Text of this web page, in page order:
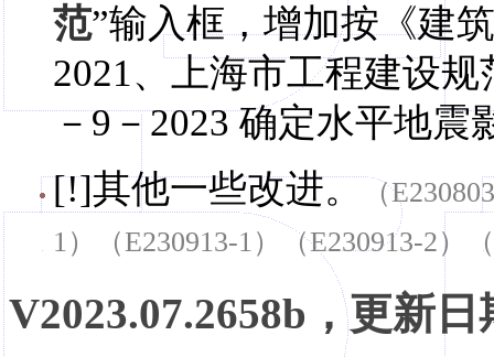
范”输入框，增加按《建
2021、上海市工程建设
－9－2023 确定水平地震
[!]其他一些改进。 （
1）（E230913-1）（E230913-2）
V2023.07.2658b，更新日